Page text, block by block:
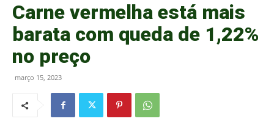
Carne vermelha está mais
barata com queda de 1,22%
no preço
março 15, 2023